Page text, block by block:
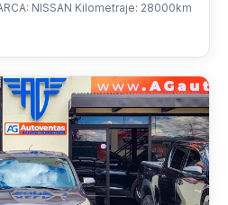
NISSAN Kilometraje: 28000km